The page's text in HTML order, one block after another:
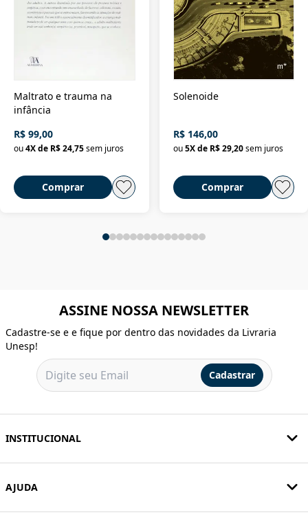
Maltrato e trauma na
infância
R$ 99,00
ou4X de R$ 24,75sem juros
Comprar
Solenoide
R$ 146,00
ou 5X de R$ 29,20 sem juros
Comprar
ASSINE NOSSA NEWSLETTER
Cadastre-se e e fique por dentro das novidades da Livraria
Unesp!
Cadastrar
INSTITUCIONAL
AJUDA